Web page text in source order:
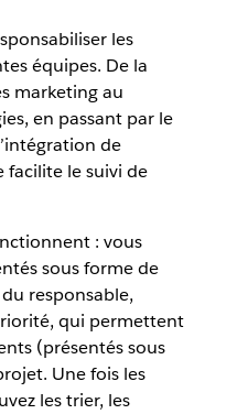
les
équipes. De la
marketing au
en passant par le
de
facilite le suivi de
: vous
sous forme de
responsable,
qui permettent
(présentés sous
Une fois les
les trier, les